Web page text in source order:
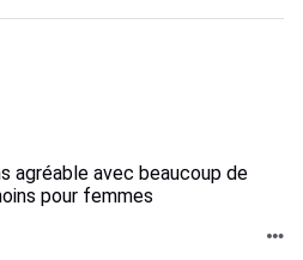
agréable avec beaucoup de
pour femmes